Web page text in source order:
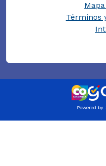
Términos
Powered by :